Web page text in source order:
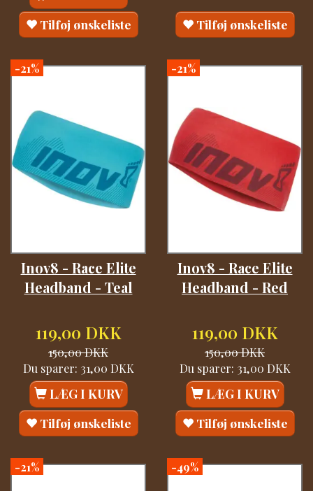
Tilføj ønskeliste Tilføj ønskeliste
-21%
Inov8 - Race Elite
Headband - Teal
119,00 DKK
150,00 DKK
Du sparer: 31,00 DKK
LÆG I KURV
Tilføj ønskeliste
-21%
Inov8 - Race Elite
Headband - Red
119,00 DKK
150,00 DKK
Du sparer: 31,00 DKK
LÆG I KURV
Tilføj ønskeliste
-21% -49%